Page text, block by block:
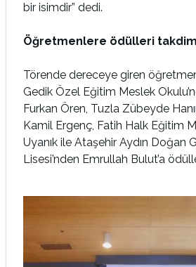
bir isimdir” dedi.
Öğretmenlere ödülleri
Törende dereceye giren
Gedik Özel Eğitim Meslek
Furkan Ören, Tuzla Zübeyde
Kamil Ergenç, Fatih Halk Eğitim
Uyanık ile Ataşehir Aydın Doğan
Lisesi’nden Emrullah Bulut’a